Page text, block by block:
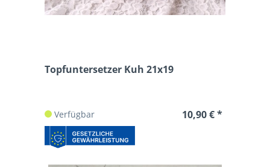
Topfuntersetzer Kuh 21x19
Verfügbar 10,90 € *